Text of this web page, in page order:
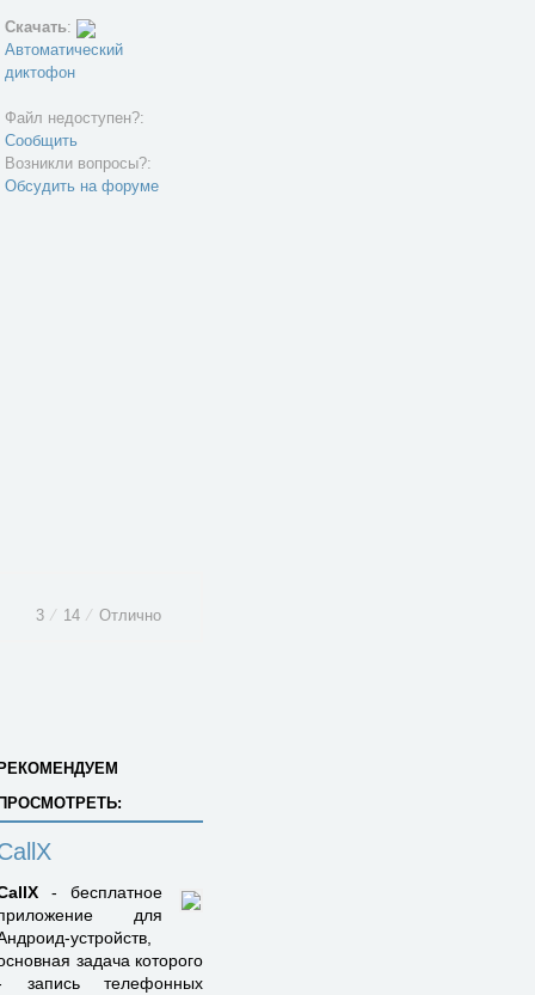
Скачать:
Автоматический
диктофон
Файл недоступен?:
Сообщить
Возникли вопросы?:
Обсудить на форуме
3 ⁄ 14 ⁄ Отлично
- бесплатное
для
устройств,
задача которого
запись телефонных